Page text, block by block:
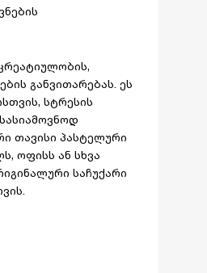
განვითარებას. ეს
სტრესის
თავისი პასტელური
ოფისს ან სხვა
საჩუქარი